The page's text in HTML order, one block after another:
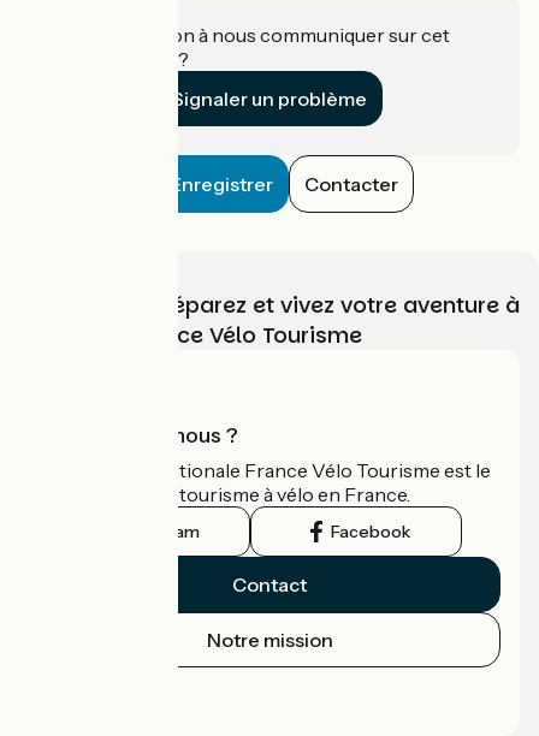
Une information à nous communiquer sur cet
établissement ?
Signaler un problème
Enregistrer Contacter
Choisissez, préparez et vivez votre aventure à
vélo avec France Vélo Tourisme
Qui sommes-nous ?
L'association nationale France Vélo Tourisme est le
guide officiel du tourisme à vélo en France.
Instagram Facebook
Contact
Notre mission